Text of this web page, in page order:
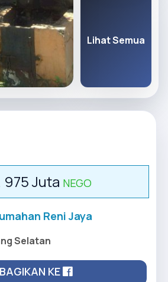
Lihat Semua
975 Juta NEGO
Reni Jaya
Selatan
BAGIKAN KE